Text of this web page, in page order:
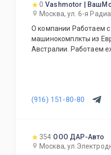
0 Vashmotor |
Москва, ул. 6-я
О компании Работаем
машинокомплкты из
Австралии.
(916) 151-80-80
354 ООО ДАР-Авто
Москва,